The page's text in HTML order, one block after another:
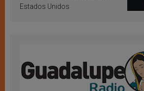
Estados Unidos